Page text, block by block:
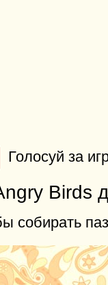
Голосуй за
Birds
собирать